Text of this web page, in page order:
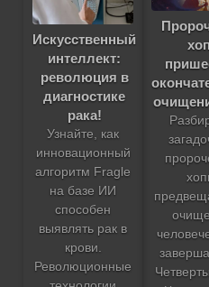
Искусственный
интеллект:
революция в
диагностике
рака!
Узнайте, как
инновационный
алгоритм Fragle
на базе ИИ
способен
выявлять рак в
крови.
Революционные